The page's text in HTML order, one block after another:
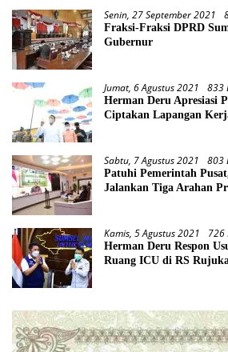
Senin, 27 September 2021
Fraksi-Fraksi DPRD
Gubernur
Jumat, 6 Agustus 2021 833
Herman Deru Apresiasi
Ciptakan Lapangan
Sabtu, 7 Agustus 2021 803
Patuhi Pemerintah
Jalankan Tiga Arahan
Kamis, 5 Agustus 2021 726
Herman Deru Respon
Ruang ICU di RS